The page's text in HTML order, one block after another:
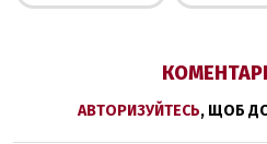
АВТОРИЗУЙТЕСЬ, ЩОБ